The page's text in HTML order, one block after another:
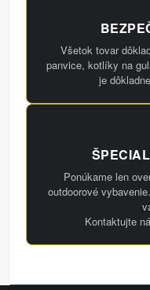
Všetok tovar
panvice, kotlíky na
je
Ponúkame len
outdoorové
Kontaktujte